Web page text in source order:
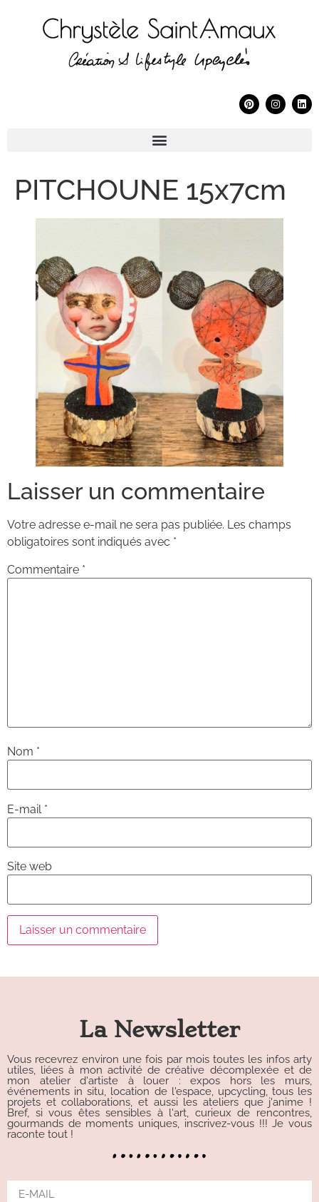
PITCHOUNE 15x7cm
Laisser un commentaire
Votre adresse e-mail ne sera pas publiée. Les champs
obligatoires sont indiqués avec *
Commentaire *
Nom *
E-mail *
Site web
La Newsletter
Vous recevrez environ une fois par mois toutes les infos arty
utiles, liées à mon activité de créative décomplexée et de
mon atelier d'artiste à louer : expos hors les murs,
événements in situ, location de l'espace, upcycling, tous les
projets et collaborations, et aussi les ateliers que j'anime !
Bref, si vous êtes sensibles à l'art, curieux de rencontres,
gourmands de moments uniques, inscrivez-vous !!! Je vous
raconte tout !